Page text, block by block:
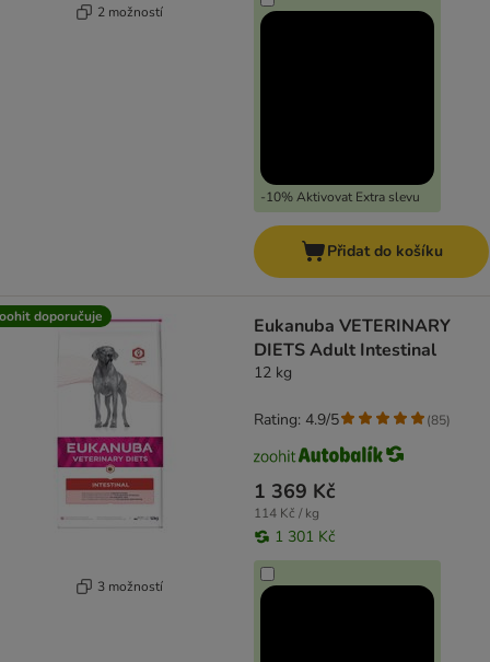
2 možností
-10% Aktivovat Extra slevu
Přidat do košíku
doporučuje
3 možností
Eukanuba VETERINARY
DIETS Adult Intestinal
12 kg
1 369 Kč
114 Kč / kg
1 301 Kč
Rating: 4.9/5 (85)